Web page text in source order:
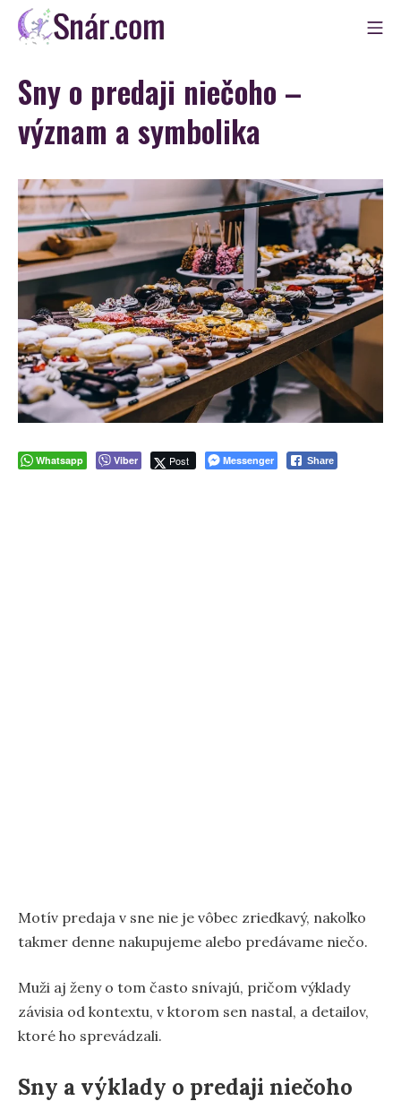
Skip
Snár
Sny o predaji niečoho –
význam a symbolika
Whatsapp Viber Post Messenger Share
Motív predaja v sne nie je vôbec zriedkavý, nakoľko
takmer denne nakupujeme alebo predávame niečo.
Muži aj ženy o tom často snívajú, pričom výklady
závisia od kontextu, v ktorom sen nastal, a detailov,
ktoré ho sprevádzali.
Sny a výklady o predaji niečoho